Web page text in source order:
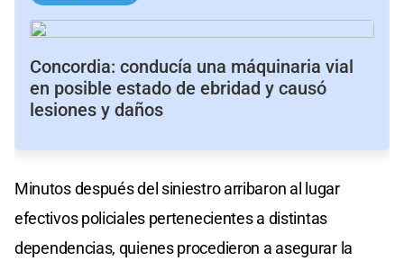
Concordia: conducía una máquinaria vial
en posible estado de ebridad y causó
lesiones y daños
Minutos después del siniestro arribaron al lugar
efectivos policiales pertenecientes a distintas
dependencias, quienes procedieron a asegurar la